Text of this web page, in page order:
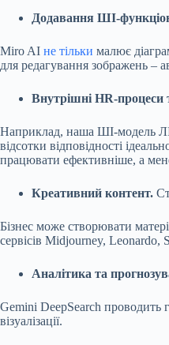
Додавання ШІ-
Miro AI не тільки малює
для редагування зображень –
Внутрішні HR-процеси
Наприклад, наша ШІ-модель
відсотки відповідності
працювати ефективніше, а
Креативний контент.
Бізнес може створювати
сервісів Midjourney, Leonardo,
Аналітика та
Gemini DeepSearch проводить
візуалізації.